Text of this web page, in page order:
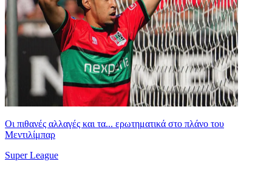
Οι πιθανές αλλαγές και τα... ερωτηματικά στο πλάνο του
Μεντιλίμπαρ
Super League